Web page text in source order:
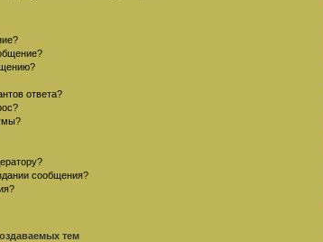
ответа?
сообщения?
тем